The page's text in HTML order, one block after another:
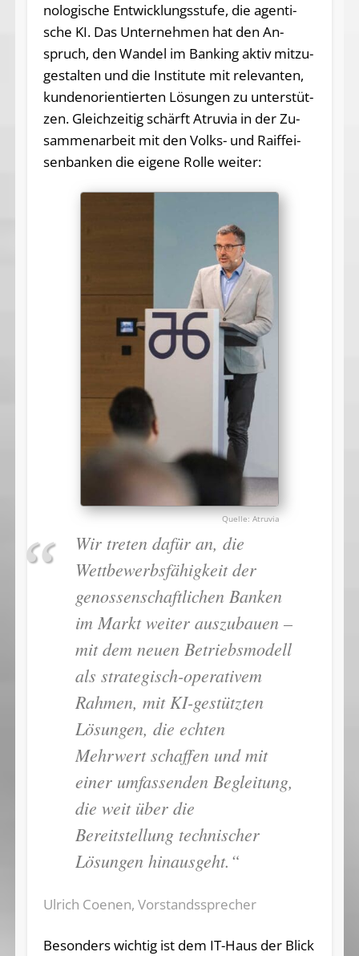
no­lo­gi­sche Ent­wick­lungs­stu­fe, die agen­ti­
sche KI. Das Un­ter­neh­men hat den An­
spruch, den Wan­del im Ban­king ak­tiv mit­zu­
ge­stal­ten und die In­sti­tu­te mit re­le­van­ten,
kun­den­ori­en­tier­ten Lö­sun­gen zu un­ter­stüt­
zen. Gleich­zei­tig schärft Atru­via in der Zu­
sam­men­ar­beit mit den Volks- und Raiff­ei­
sen­ban­ken die ei­ge­ne Rol­le weiter:
Atruvia
Wir treten dafür an, die
Wettbewerbsfähigkeit der
genossenschaftlichen Banken
im Markt weiter auszubauen –
mit dem neuen Betriebsmodell
als strategisch-operativem
Rahmen, mit KI-gestützten
Lösungen, die echten
Mehrwert schaffen und mit
einer umfassenden Begleitung,
die weit über die
Bereitstellung technischer
Lösungen hinausgeht.“
Ulrich Coenen, Vorstandssprecher
Besonders wichtig ist dem IT-Haus der Blick